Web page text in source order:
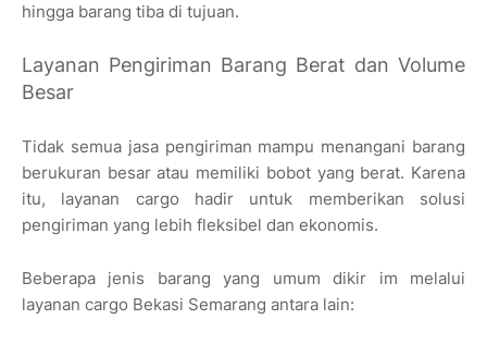
hingga barang tiba di tujuan.
Layanan Pengiriman Barang Berat dan Volume
Besar
Tidak semua jasa pengiriman mampu menangani barang
berukuran besar atau memiliki bobot yang berat. Karena
itu, layanan cargo hadir untuk memberikan solusi
pengiriman yang lebih fleksibel dan ekonomis.
Beberapa jenis barang yang umum dikir im melalui
layanan cargo Bekasi Semarang antara lain: